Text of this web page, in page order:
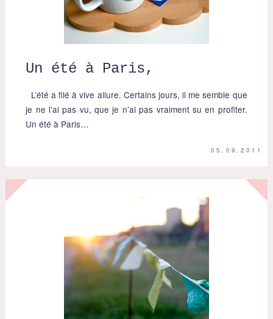
Un été à Paris,
L’été a filé à vive allure. Certains jours, il me semble que
je ne l’ai pas vu, que je n’ai pas vraiment su en profiter.
Un été à Paris…
05.09.2011